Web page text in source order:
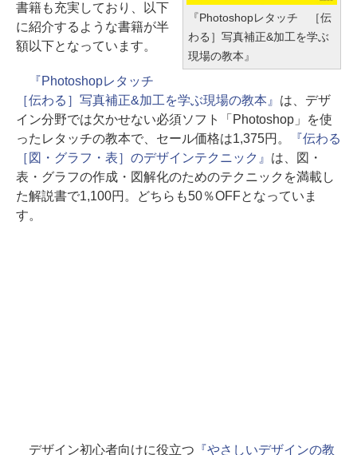
『Photoshopレタッチ ［伝
わる］写真補正&加工を学ぶ
現場の教本』
書籍も充実しており、以下
に紹介するような書籍が半
額以下となっています。
『Photoshopレタッチ
［伝わる］写真補正&加工を学ぶ現場の教本』 は、デザ
イン分野では欠かせない必須ソフト「Photoshop」を使
ったレタッチの教本で、セール価格は1,375円。
『伝わる
［図・グラフ・表］のデザインテクニック』 は、図・
表・グラフの作成・図解化のためのテクニックを満載し
た解説書で1,100円。どちらも50％OFFとなっていま
す。
デザイン初心者向けに役立つ 『やさしいデザインの教